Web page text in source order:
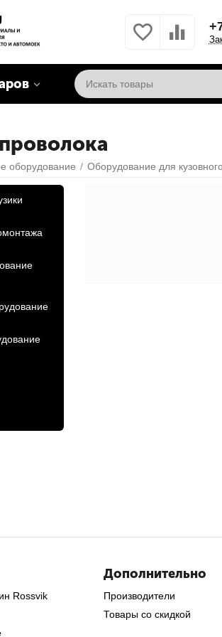
оборудование / Оборудование для
Rossvik
Дополнительно
Производители
Товары со скидкой